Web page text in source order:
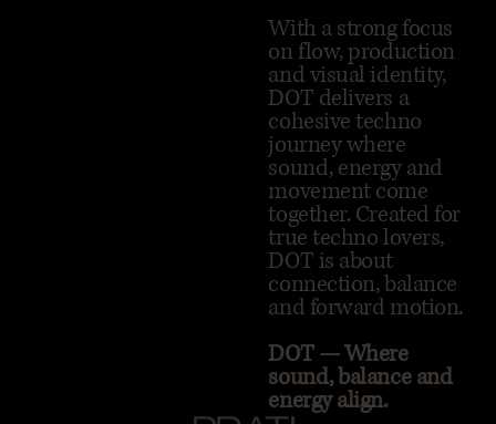
With a strong focus
on flow, production
and visual identity,
DOT delivers a
cohesive techno
journey where
sound, energy and
movement come
together. Created for
true techno lovers,
DOT is about
connection, balance
and forward motion.
DOT — Where
sound, balance and
energy align.